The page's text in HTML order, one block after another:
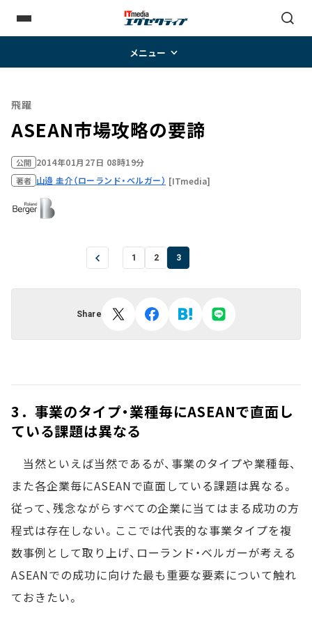
メニュー
飛躍
ASEAN市場攻略の要諦
公開 2014年01月27日 08時19分
著者 山邉 圭介（ローランド・ベルガー） [ITmedia]
1 2 3
Share
3．事業のタイプ・業種毎にASEANで直面し
ている課題は異なる
当然といえば当然であるが、事業のタイプや業種毎、
また各企業毎にASEANで直面している課題は異なる。
従って、残念ながらすべての企業に当てはまる成功の方
程式は存在しない。ここでは代表的な事業タイプを複
数事例として取り上げ、ローランド・ベルガーが考える
ASEANでの成功に向けた最も重要な要素について触れ
ておきたい。